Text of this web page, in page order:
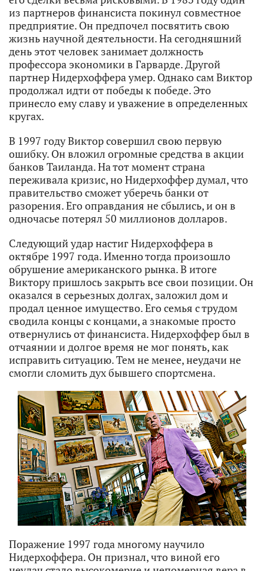
из партнеров финансиста покинул совместное
предприятие. Он предпочел посвятить свою
жизнь научной деятельности. На сегодняшний
день этот человек занимает должность
профессора экономики в Гарварде. Другой
партнер Нидерхоффера умер. Однако сам Виктор
продолжал идти от победы к победе. Это
принесло ему славу и уважение в определенных
кругах.
В 1997 году Виктор совершил свою первую
ошибку. Он вложил огромные средства в акции
банков Таиланда. На тот момент страна
переживала кризис, но Нидерхоффер думал, что
правительство сможет уберечь банки от
разорения. Его оправдания не сбылись, и он в
одночасье потерял 50 миллионов долларов.
Следующий удар настиг Нидерхоффера в
октябре 1997 года. Именно тогда произошло
обрушение американского рынка. В итоге
Виктору пришлось закрыть все свои позиции. Он
оказался в серьезных долгах, заложил дом и
продал ценное имущество. Его семья с трудом
сводила концы с концами, а знакомые просто
отвернулись от финансиста. Нидерхоффер был в
отчаянии и долгое время не мог понять, как
исправить ситуацию. Тем не менее, неудачи не
смогли сломить дух бывшего спортсмена.
Поражение 1997 года многому научило
Нидерхоффера. Он признал, что виной его